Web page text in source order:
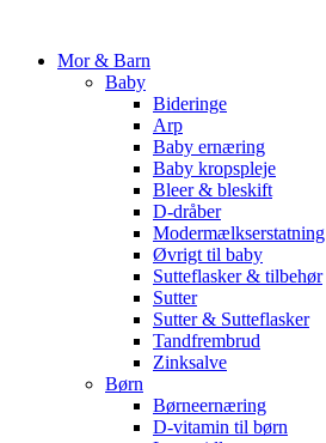
Mor & Barn
Baby
Bideringe
Arp
Baby ernæring
Baby kropspleje
Bleer & bleskift
D-dråber
Modermælkserstatning
Øvrigt til baby
Sutteflasker & tilbehør
Sutter
Sutter & Sutteflasker
Tandfrembrud
Zinksalve
Børn
Børneernæring
D-vitamin til børn